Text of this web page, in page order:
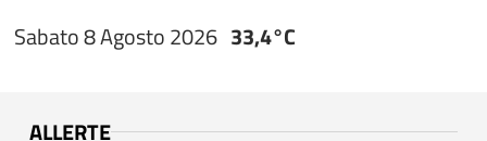
Sabato 8 Agosto 2026 33,4°C
ALLERTE